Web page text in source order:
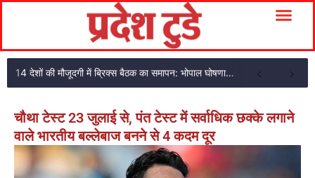
14 देशों की मौजूदगी में ब्रिक्स बैठक का समापन: भोपाल घोषणा पत्र अपनाया
चौथा टेस्ट 23 जुलाई से, पंत टेस्ट में सर्वाधिक छक्के लगाने
वाले भारतीय बल्लेबाज बनने से 4 कदम दूर